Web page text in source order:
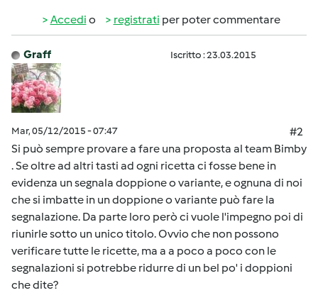
Accedi o registrati per poter commentare
Graff Iscritto : 23.03.2015
Mar, 05/12/2015 - 07:47
#2
Si può sempre provare a fare una proposta al team Bimby
. Se oltre ad altri tasti ad ogni ricetta ci fosse bene in
evidenza un segnala doppione o variante, e ognuna di noi
che si imbatte in un doppione o variante può fare la
segnalazione. Da parte loro però ci vuole l'impegno poi di
riunirle sotto un unico titolo. Ovvio che non possono
verificare tutte le ricette, ma a a poco a poco con le
segnalazioni si potrebbe ridurre di un bel po' i doppioni
che dite?